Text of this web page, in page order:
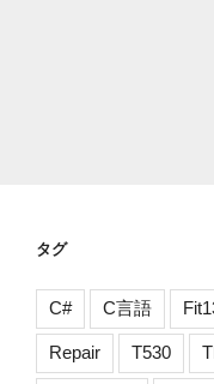
タグ
C# C言語
Repair T530